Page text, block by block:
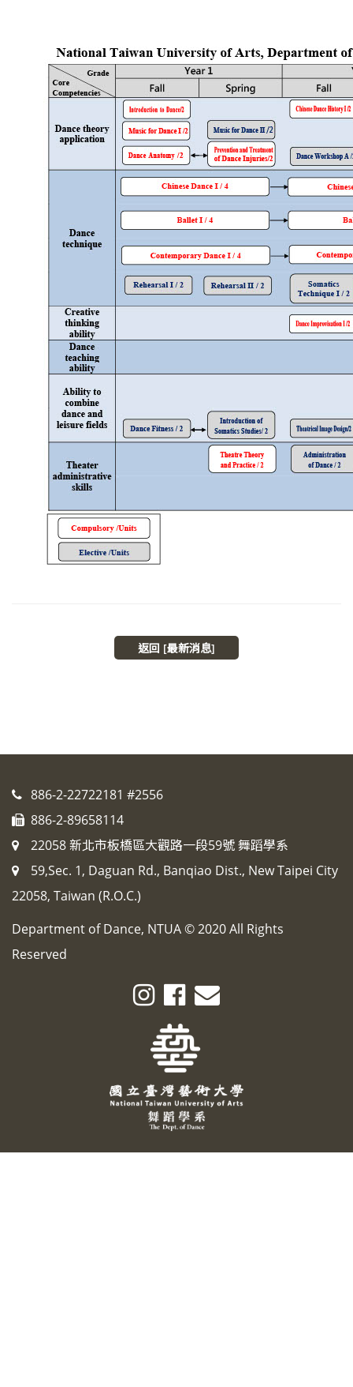
返回 [最新消息]
886-2-22722181 #2556
886-2-89658114
22058 新北市板橋區大觀路一段59號 舞蹈學系
59,Sec. 1, Daguan Rd., Banqiao Dist., New Taipei City
22058, Taiwan (R.O.C.)
Department of Dance, NTUA © 2020 All Rights
Reserved